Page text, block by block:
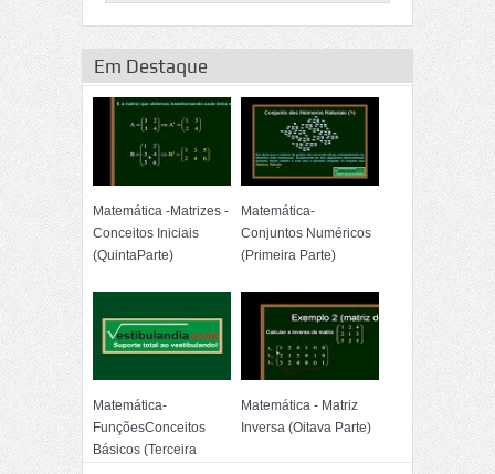
Em Destaque
Matemática -Matrizes -
Conceitos Iniciais
(QuintaParte)
Matemática-
Conjuntos Numéricos
(Primeira Parte)
Matemática-
FunçõesConceitos
Básicos (Terceira
Matemática - Matriz
Inversa (Oitava Parte)